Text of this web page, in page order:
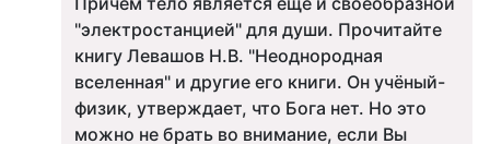
"электростанцией" для души. Прочитайте
книгу Левашов Н.В. "Неоднородная
вселенная" и другие его книги. Он учёный-
физик, утверждает, что Бога нет. Но это
можно не брать во внимание, если Вы